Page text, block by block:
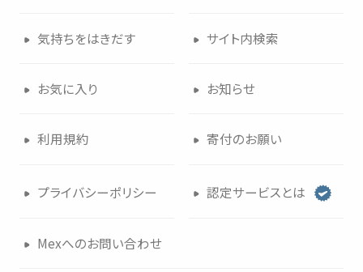
気持ちをはきだす サイト内検索
お気に入 り お知らせ
利用規約 寄付のお願い
プライバシーポリシー 認定サービスとは
Mexへのお問い合わせ